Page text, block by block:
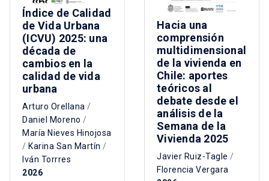
Índice de Calidad
de Vida Urbana
(ICVU) 2025: una
década de
cambios en la
calidad de vida
urbana
Arturo Orellana /
Daniel Moreno /
María Nieves Hinojosa
/ Karina San Martín /
Iván Torrres
2026
Hacia una
comprensión
multidimensional
de la vivienda en
Chile: aportes
teóricos al
debate desde el
análisis de la
Semana de la
Vivienda 2025
Javier Ruiz-Tagle /
Florencia Vergara